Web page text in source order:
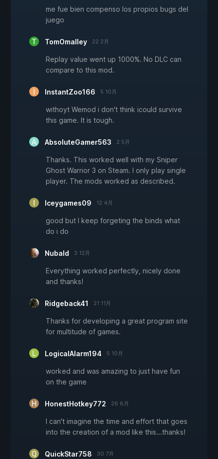
me fue bien compenso los propios bugs del
juego
TomOmalley 22 2月
Replay value went up 1000%. No DLC can
compare to this mod.
InstantZoo166 5 10月
withoyt Wemod i don't think icould survive
this game. It is tough.
AbsoluteGamer563 2 5月
Thanks. This worked well with my Sniper
Ghost Warrior 3 on Steam. I only play single
player. The mods worked as described.
Iceygames09 12 4月
good but I keep forgeting the binds what
do i do
Nubald 3 12月
Everything worked perfectly, nicely done
and thanks!
Ridgeback41 21 11月
Thanks for developing a great program site
for multitude of games.
LogicalAlarm194 5 10月
worked and was amazing to just have fun
on the game
HonestHotkey772 26 8月
I can't imagine the time and effort that goes
into the creation of a mod like this...thanks!
QuickStar758 30 7月